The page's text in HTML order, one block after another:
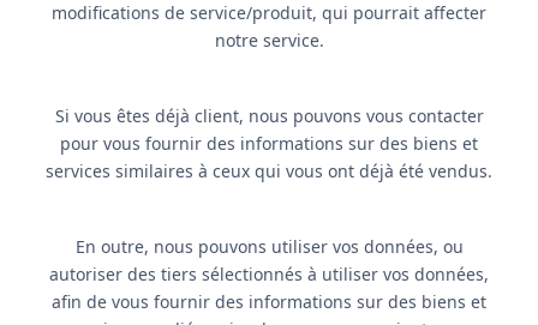
modifications de service/produit, qui pourrait affecter
notre service.
Si vous êtes déjà client, nous pouvons vous contacter
pour vous fournir des informations sur des biens et
services similaires à ceux qui vous ont déjà été vendus.
En outre, nous pouvons utiliser vos données, ou
autoriser des tiers sélectionnés à utiliser vos données,
afin de vous fournir des informations sur des biens et